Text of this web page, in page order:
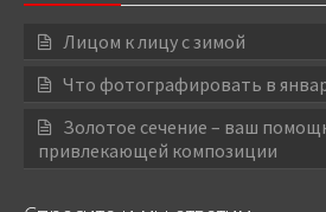
Лицом к лицу с зимой
Что фотографировать в
Золотое сечение – ваш
привлекающей композиции